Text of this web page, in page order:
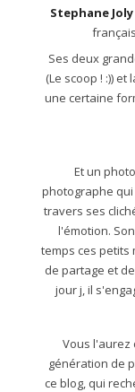
Stephane Joly
Ses deux
(Le scoop ! :))
une certaine
Et un
photographe
travers ses
l'émotion.
temps ces petits
de partage et
jour j, il
Vous l'aurez
génération de
ce blog, qui